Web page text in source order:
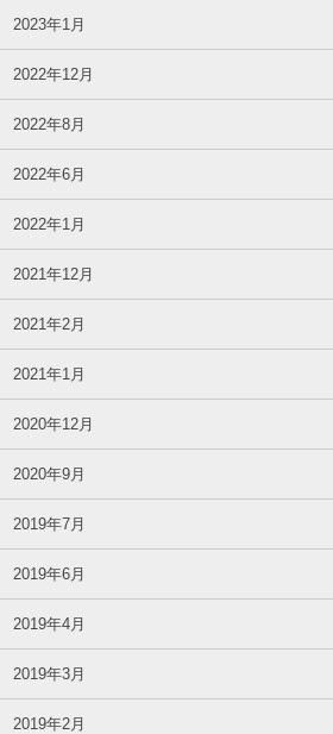
2023年1月
2022年12月
2022年8月
2022年6月
2022年1月
2021年12月
2021年2月
2021年1月
2020年12月
2020年9月
2019年7月
2019年6月
2019年4月
2019年3月
2019年2月